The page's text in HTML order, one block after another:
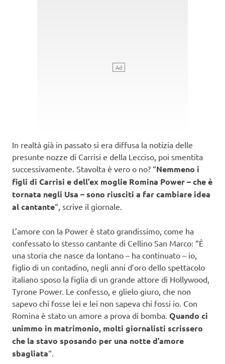
In realtà già in passato si era diffusa la notizia delle
presunte nozze di Carrisi e della Lecciso, poi smentita
successivamente. Stavolta è vero o no? “Nemmeno i
figli di Carrisi e dell’ex moglie Romina Power – che è
tornata negli Usa – sono riusciti a far cambiare idea
al cantante“, scrive il giornale.
L’amore con la Power è stato grandissimo, come ha
confessato lo stesso cantante di Cellino San Marco: “È
una storia che nasce da lontano – ha continuato – io,
figlio di un contadino, negli anni d’oro dello spettacolo
italiano sposo la figlia di un grande attore di Hollywood,
Tyrone Power. Le confesso, e glielo giuro, che non
sapevo chi fosse lei e lei non sapeva chi fossi io. Con
Romina è stato un amore a prova di bomba. Quando ci
unimmo in matrimonio, molti giornalisti scrissero
che la stavo sposando per una notte d’amore
sbagliata“.